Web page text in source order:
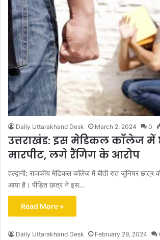
Daily Uttarakhand Desk March 2, 2024 0
उत्तराखंड: इस मेडिकल कॉलेज में
मारपीट, लगे रैंगिग के आरोप
हल्द्वानी: राजकीय मेडिकल कॉलेज में बीती रात जूनियर छात्र
आया है। पीड़ित छात्र ने इस…
Read More »
Daily Uttarakhand Desk February 29, 2024